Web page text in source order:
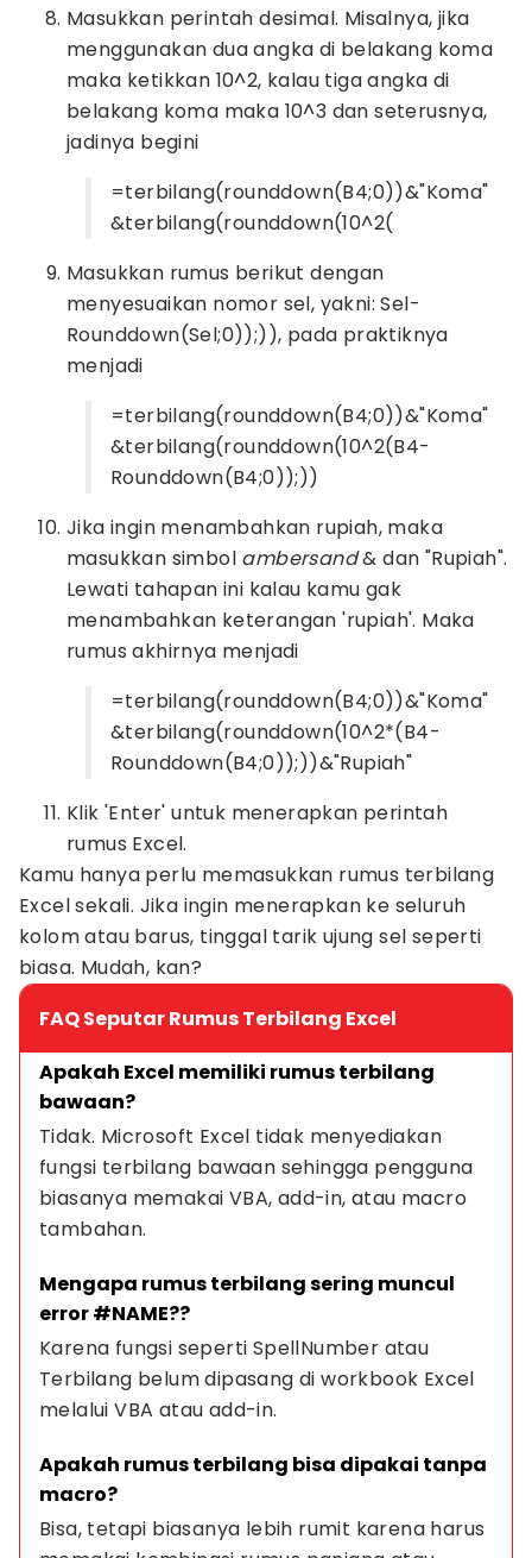
Masukkan perintah desimal. Misalnya, jika
menggunakan dua angka di belakang koma
maka ketikkan 10^2, kalau tiga angka di
belakang koma maka 10^3 dan seterusnya,
jadinya begini
=terbilang(rounddown(B4;0))&"Koma"
&terbilang(rounddown(10^2(
Masukkan rumus berikut dengan
menyesuaikan nomor sel, yakni: Sel-
Rounddown(Sel;0));)), pada praktiknya
menjadi
=terbilang(rounddown(B4;0))&"Koma"
&terbilang(rounddown(10^2(B4-
Rounddown(B4;0));))
Jika ingin menambahkan rupiah, maka
masukkan simbol ambersand& dan "Rupiah".
Lewati tahapan ini kalau kamu gak
menambahkan keterangan 'rupiah'. Maka
rumus akhirnya menjadi
=terbilang(rounddown(B4;0))&"Koma"
&terbilang(rounddown(10^2*(B4-
Rounddown(B4;0));))&"Rupiah"
Klik 'Enter' untuk menerapkan perintah
rumus Excel.
Kamu hanya perlu memasukkan rumus terbilang
Excel sekali. Jika ingin menerapkan ke seluruh
kolom atau barus, tinggal tarik ujung sel seperti
biasa. Mudah, kan?
FAQ Seputar Rumus Terbilang Excel
Apakah Excel memiliki rumus terbilang
bawaan?
Tidak. Microsoft Excel tidak menyediakan
fungsi terbilang bawaan sehingga pengguna
biasanya memakai VBA, add-in, atau macro
tambahan.
Mengapa rumus terbilang sering muncul
error #NAME??
Karena fungsi seperti SpellNumber atau
Terbilang belum dipasang di workbook Excel
melalui VBA atau add-in.
Apakah rumus terbilang bisa dipakai tanpa
macro?
Bisa, tetapi biasanya lebih rumit karena harus